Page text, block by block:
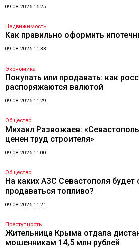
09.08.2026 16:25
Недвижимость
Как правильно оформить
09.08.2026 11:33
Экономика
Покупать или продавать: как
распоряжаются валютой
09.08.2026 11:29
Общество
Михаил Развожаев:
ценен труд строителя»
09.08.2026 11:00
Общество
На каких АЗС Севастополя будет
продаваться топливо?
09.08.2026 11:21
Преступность
Жительница Крыма отдала
мошенникам 14,5 млн рублей